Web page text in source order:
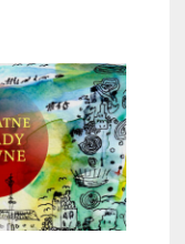
u
i
w
i
d